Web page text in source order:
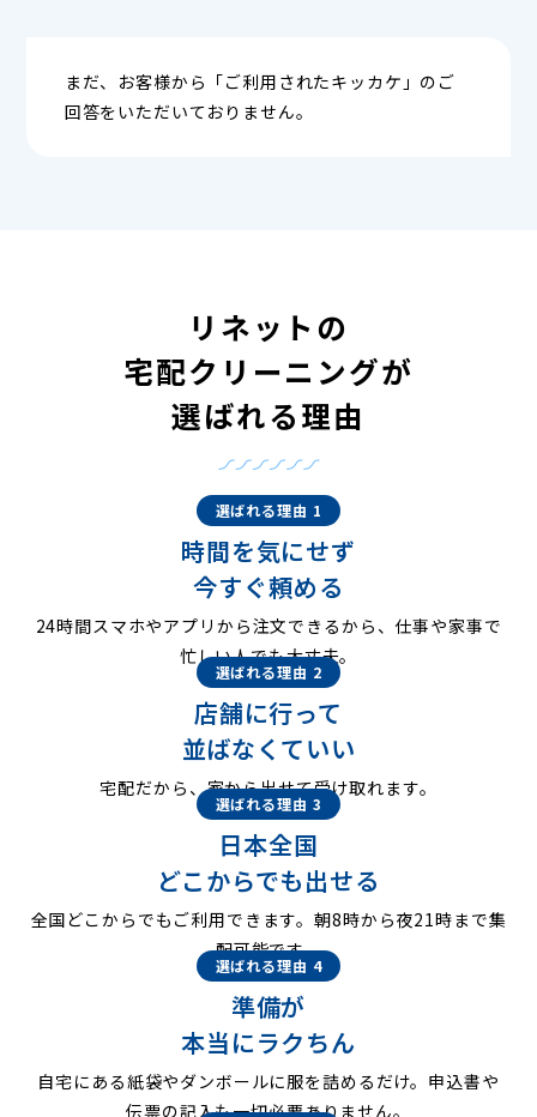
まだ、お客様から「ご利用されたキッカケ」のご
回答をいただいておりません。
リネットの
宅配クリーニングが
選ばれる理由
選ばれる理由 1
時間を気にせず
今すぐ頼める
24時間スマホやアプリから注文できるから、仕事や家事で
忙しい人でも大丈夫。
選ばれる理由 2
店舗に行って
並ばなくていい
宅配だから、家から出せて受け取れます。
選ばれる理由 3
日本全国
どこからでも出せる
全国どこからでもご利用できます。朝8時から夜21時まで集
配可能です。
選ばれる理由 4
準備が
本当にラクちん
自宅にある紙袋やダンボールに服を詰めるだけ。申込書や
伝票の記入も一切必要ありません。